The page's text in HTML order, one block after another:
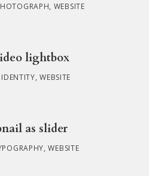
, WEBSITE
lightbox
IDENTITY, WEBSITE
as slider
, WEBSITE